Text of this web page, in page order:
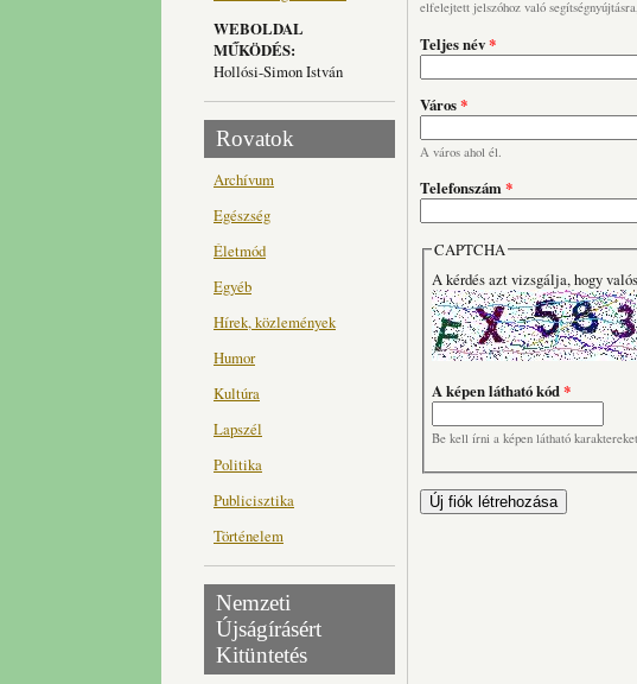
WEBOLDAL
MŰKÖDÉS:
Hollósi-Simon István
Rovatok
Archívum
Egészség
Életmód
Egyéb
Hírek, közlemények
Humor
Kultúra
Lapszél
Politika
Publicisztika
Történelem
Nemzeti
Újságírásért
Kitüntetés
elfelejtett jelszóhoz való
Teljes név*
Város*
A város ahol él.
Telefonszám*
CAPTCHA
A kérdés azt vizsgálja, hogy
A képen látható kód*
Be kell írni a képen látható karaktereket.